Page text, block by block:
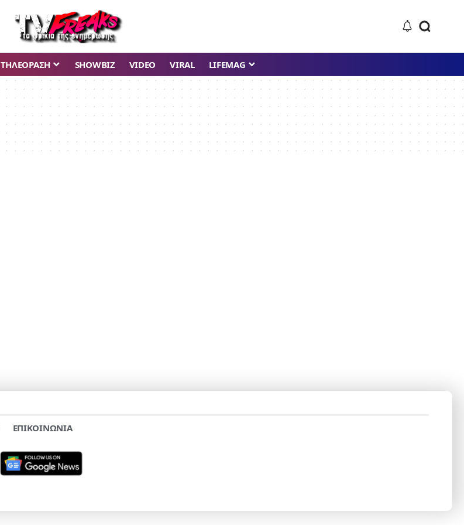
ΤΗΛΕΟΡΑΣΗ SHOWBIZ VIDEO VIRAL LIFEMAG
ΕΠΙΚΟΙΝΩΝΙΑ